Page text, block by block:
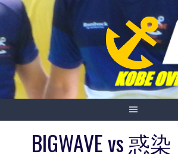
Skip
content
BIGWAVE vs 惑